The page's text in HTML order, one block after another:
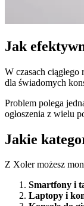
Jak
W czasach
dla świadomych
Problem polega
ogłoszenia z wielu
Jakie
Z Xoler możesz
Smartfony i
Laptopy i